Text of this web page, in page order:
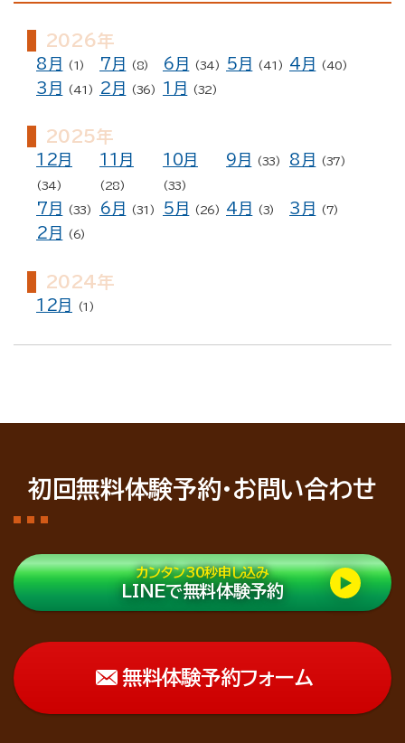
2026年
8月 (1) 7月 (8) 6月 (34) 5月 (41) 4月 (40)
3月 (41) 2月 (36) 1月 (32)
2025年
12月
(34)
11月
(28)
10月
(33)
9月 (33) 8月 (37)
7月 (33) 6月 (31) 5月 (26) 4月 (3) 3月 (7)
2月 (6)
2024年
12月 (1)
初回無料体験予約・お問い合わせ
カンタン30秒申し込み
LINEで無料体験予約
無料体験予約フォーム